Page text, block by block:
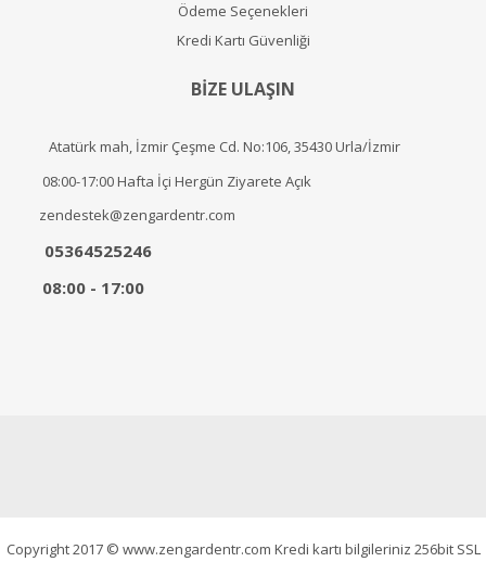
Ödeme Seçenekleri
Kredi Kartı Güvenliği
BİZE ULAŞIN
Atatürk mah, İzmir Çeşme Cd. No:106, 35430 Urla/İzmir
08:00-17:00 Hafta İçi Hergün Ziyarete Açık
zendestek@zengardentr.com
05364525246
08:00 - 17:00
Copyright 2017 © www.zengardentr.com Kredi kartı bilgileriniz 256bit SSL